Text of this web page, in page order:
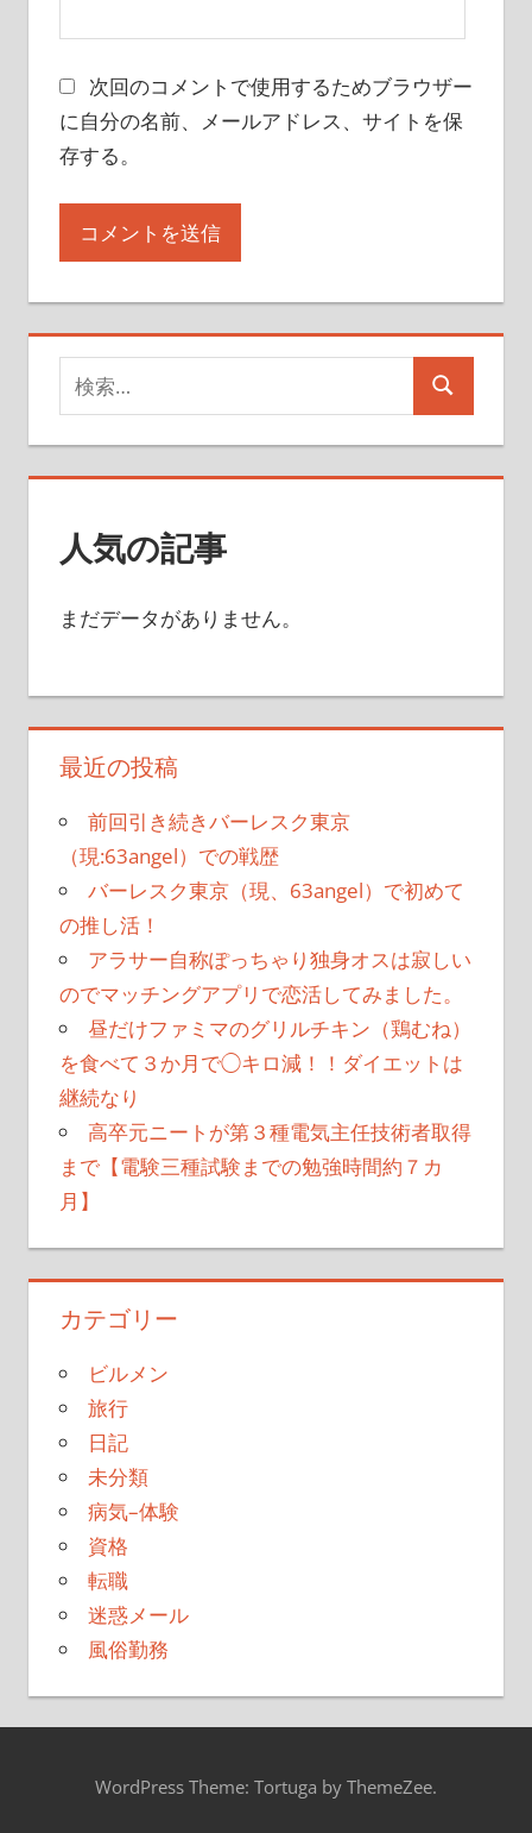
次回のコメントで使用するためブラウザー
に自分の名前、メールアドレス、サイトを保
存する。
索
対
象:
検
人気の記事
まだデータがありません。
最近の投稿
前回引き続きバーレスク東京
（現:63angel）での戦歴
バーレスク東京（現、63angel）で初めて
の推し活！
アラサー自称ぽっちゃり独身オスは寂しい
のでマッチングアプリで恋活してみました。
昼だけファミマのグリルチキン（鶏むね）
を食べて３か月で◯キロ減！！ダイエットは
継続なり
高卒元ニートが第３種電気主任技術者取得
まで【電験三種試験までの勉強時間約７カ
月】
カテゴリー
ビルメン
旅行
日記
未分類
病気–体験
資格
転職
迷惑メール
風俗勤務
WordPress Theme: Tortuga by ThemeZee.